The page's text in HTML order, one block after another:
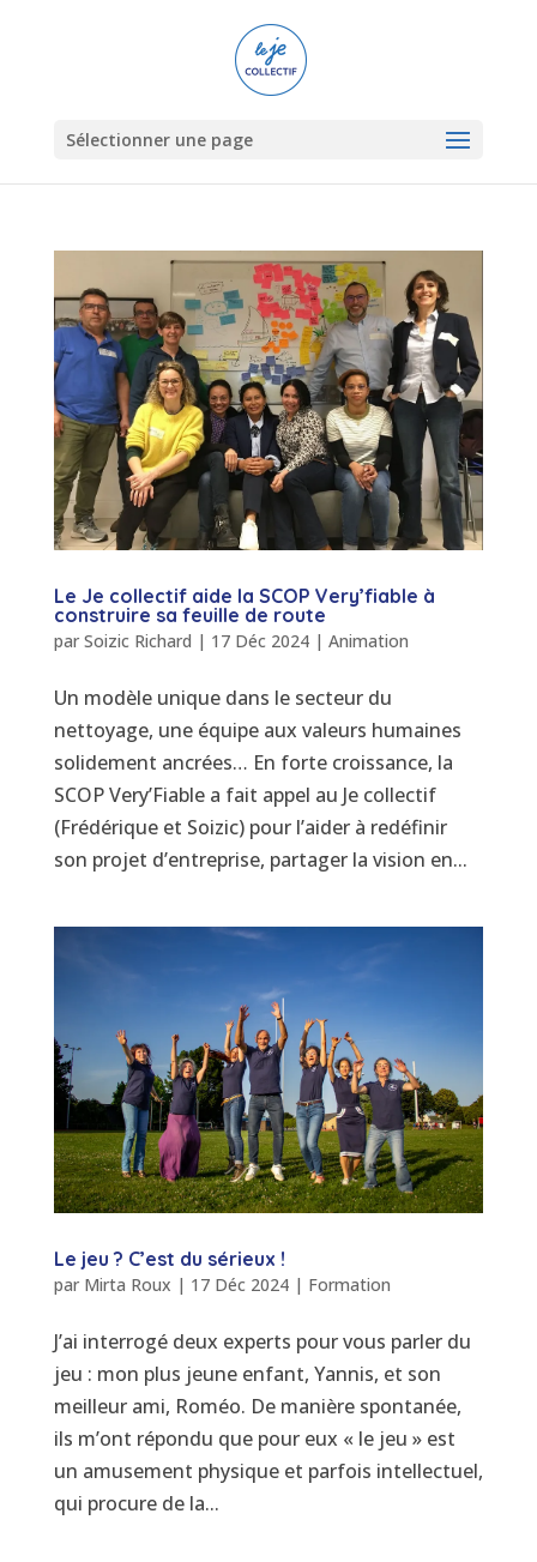
Sélectionner une page
Le Je collectif aide la SCOP Very’fiable à
construire sa feuille de route
par Soizic Richard | 17 Déc 2024| Animation
Un modèle unique dans le secteur du
nettoyage, une équipe aux valeurs humaines
solidement ancrées… En forte croissance, la
SCOP Very’Fiable a fait appel au Je collectif
(Frédérique et Soizic) pour l’aider à redéfinir
son projet d’entreprise, partager la vision en...
Le jeu ? C’est du sérieux !
par Mirta Roux | 17 Déc 2024| Formation
J’ai interrogé deux experts pour vous parler du
jeu : mon plus jeune enfant, Yannis, et son
meilleur ami, Roméo. De manière spontanée,
ils m’ont répondu que pour eux « le jeu » est
un amusement physique et parfois intellectuel,
qui procure de la...